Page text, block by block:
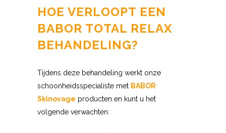
HOE VERLOOPT EEN
BABOR TOTAL RELAX
BEHANDELING?
Tijdens deze behandeling werkt onze
schoonheidsspecialiste met BABOR
Skinovage producten en kunt u het
volgende verwachten: